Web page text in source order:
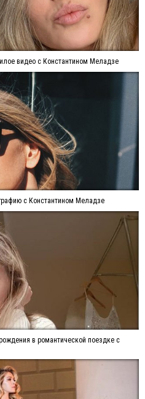
видео с Константином Меладзе
с Константином Меладзе
в романтической поездке с